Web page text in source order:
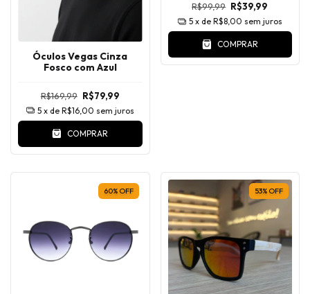
Óculos Vegas Cinza
Fosco com Azul
R$169,99 R$79,99
5 x de R$16,00 sem juros
COMPRAR
R$99,99 R$39,99
5 x de R$8,00 sem juros
COMPRAR
60% OFF 53% OFF